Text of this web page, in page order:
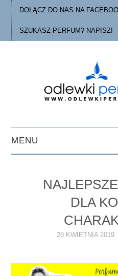
DOŁĄCZ DO NAS NA
SZUKASZ PERFUM? NAPISZ!
MENU
PORADY
O ODLEWKACH
A TO CIEKAWE!
DLA
28 KWIETNIA 2019